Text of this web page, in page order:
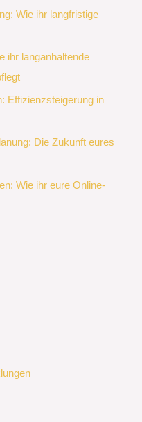
Wie ihr langfristige
ihr langanhaltende
Effizienzsteigerung in
Die Zukunft eures
Wie ihr eure Online-